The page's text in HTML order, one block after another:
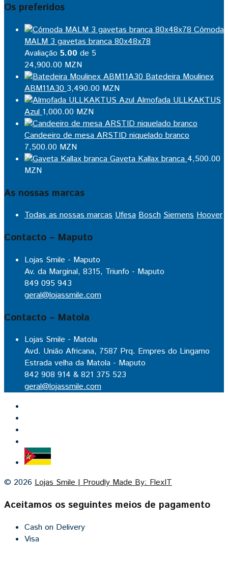
Os preferidos
Cómoda
MALM 3 gavetas branca 80x48x78
Avaliação 5.00 de 5
24,900.00 MZN
Batedeira Moulinex
ABM11A30 3,490.00 MZN
Almofada ULLKAKTUS
Azul 1,000.00 MZN
Candeeiro de mesa ARSTID niquelado branco
7,500.00 MZN
Gaveta Kallax branca 4,500.00
MZN
As nossas marcas
Todas as nossas marcas Ufesa Bosch Siemens Hoover
Contacto – Maputo
Lojas Smile - Maputo
Av. da Marginal, 8315, Triunfo - Maputo
849 095 943
geral@lojassmile.com
Contacto – Matola
Lojas Smile - Matola
Avd. União Africana, 7587 Prq. Empres do Lingamo
Estrada velha da Matola - Maputo
842 908 914 & 821 375 523
geral@lojassmile.com
© 2026 Lojas Smile | Proudly Made By: FlexIT
Aceitamos os seguintes meios de pagamento
Cash on Delivery
Visa